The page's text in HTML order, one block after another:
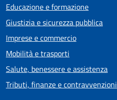
Educazione e formazione
Giustizia e sicurezza pubblica
Imprese e commercio
Mobilità e trasporti
Salute, benessere e assistenza
Tributi, finanze e contravvenzioni